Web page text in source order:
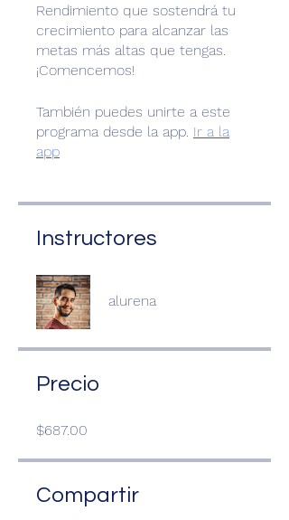
Rendimiento que sostendrá tu
crecimiento para alcanzar las
metas más altas que tengas.
¡Comencemos!
También puedes unirte a este
programa desde la app. Ir a la
app
Instructores
alurena
Precio
$687.00
Compartir